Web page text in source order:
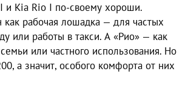
и Kia Rio I по-своему хороши.
как рабочая лошадка — для частых
или работы в такси. А «Рио» — как
или частного использования. Но
а значит, особого комфорта от них